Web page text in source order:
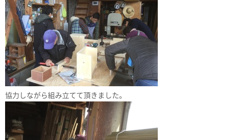
協力しながら組み立てて頂きました。